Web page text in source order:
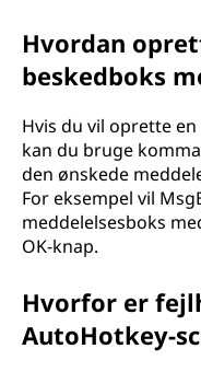
Hvordan
beskedboks
Hvis du vil oprette
kan du bruge
den ønskede
For eksempel vil
meddelelsesboks
OK-knap.
Hvorfor er
AutoHotkey-